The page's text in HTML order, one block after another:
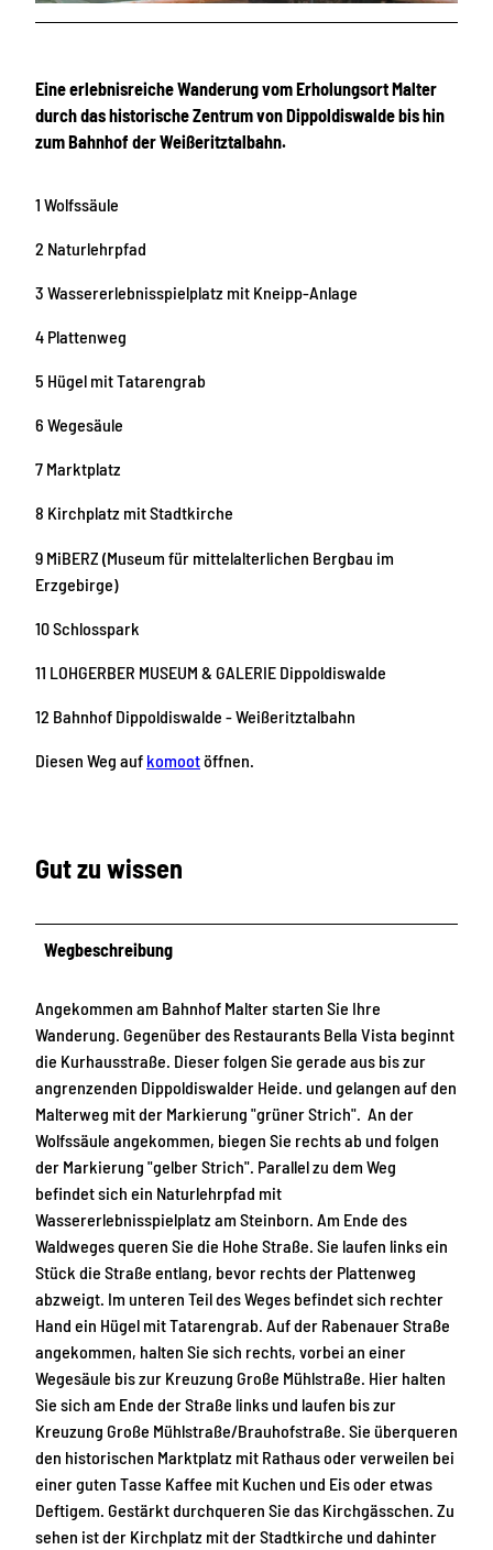
Eine erlebnisreiche Wanderung vom Erholungsort Malter
durch das historische Zentrum von Dippoldiswalde bis hin
zum Bahnhof der Weißeritztalbahn.
1 Wolfssäule
2 Naturlehrpfad
3 Wassererlebnisspielplatz mit Kneipp-Anlage
4 Plattenweg
5 Hügel mit Tatarengrab
6 Wegesäule
7 Marktplatz
8 Kirchplatz mit Stadtkirche
9 MiBERZ (Museum für mittelalterlichen Bergbau im
Erzgebirge)
10 Schlosspark
11 LOHGERBER MUSEUM & GALERIE Dippoldiswalde
12 Bahnhof Dippoldiswalde - Weißeritztalbahn
Diesen Weg auf komootöffnen.
Gut zu wissen
Wegbeschreibung
Angekommen am Bahnhof Malter starten Sie Ihre
Wanderung. Gegenüber des Restaurants Bella Vista beginnt
die Kurhausstraße. Dieser folgen Sie gerade aus bis zur
angrenzenden Dippoldiswalder Heide. und gelangen auf den
Malterweg mit der Markierung "grüner Strich". An der
Wolfssäule angekommen, biegen Sie rechts ab und folgen
der Markierung "gelber Strich". Parallel zu dem Weg
befindet sich ein Naturlehrpfad mit
Wassererlebnisspielplatz am Steinborn. Am Ende des
Waldweges queren Sie die Hohe Straße. Sie laufen links ein
Stück die Straße entlang, bevor rechts der Plattenweg
abzweigt. Im unteren Teil des Weges befindet sich rechter
Hand ein Hügel mit Tatarengrab. Auf der Rabenauer Straße
angekommen, halten Sie sich rechts, vorbei an einer
Wegesäule bis zur Kreuzung Große Mühlstraße. Hier halten
Sie sich am Ende der Straße links und laufen bis zur
Kreuzung Große Mühlstraße/Brauhofstraße. Sie überqueren
den historischen Marktplatz mit Rathaus oder verweilen bei
einer guten Tasse Kaffee mit Kuchen und Eis oder etwas
Deftigem. Gestärkt durchqueren Sie das Kirchgässchen. Zu
sehen ist der Kirchplatz mit der Stadtkirche und dahinter